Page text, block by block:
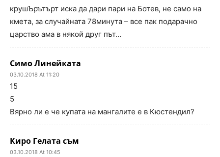
крушЪрътърт иска да дари пари на Ботев, не само на
кмета, за случайната 78минута – все пак подарачно
царство ама в някой друг път…
Симо Линейката
03.10.2018 At 11:20
15
5
Вярно ли е че купата на мангалите е в Кюстендил?
Киро Гелата съм
03.10.2018 At 10:45